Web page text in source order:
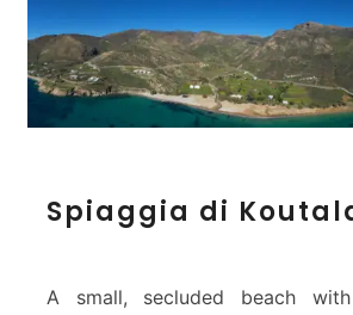
p
g
Spiaggia di
A small, secluded beach